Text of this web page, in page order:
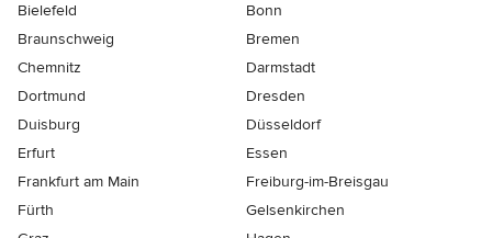
Bielefeld
Bonn
Braunschweig
Bremen
Chemnitz
Darmstadt
Dortmund
Dresden
Duisburg
Düsseldorf
Erfurt
Essen
Frankfurt am Main
Freiburg-im-Breisgau
Fürth
Gelsenkirchen